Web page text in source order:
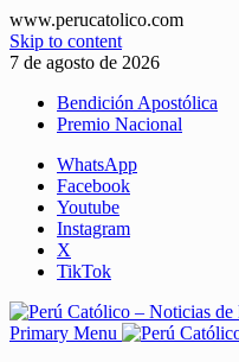
www.perucatolico.com
Skip to content
7 de agosto de 2026
Bendición Apostólica
Premio Nacional
WhatsApp
Facebook
Youtube
Instagram
X
TikTok
Primary Menu